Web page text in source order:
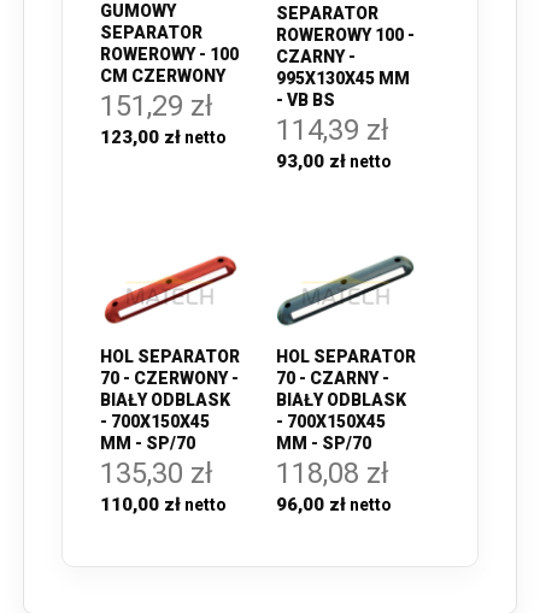
GUMOWY
SEPARATOR
ROWEROWY - 100
CM CZERWONY
151,29 zł
123,00 zł
SEPARATOR
ROWEROWY 100 -
CZARNY -
995X130X45 MM
- VB BS
114,39 zł
93,00 zł
HOL SEPARATOR
70 - CZERWONY -
BIAŁY ODBLASK
- 700X150X45
MM - SP/70
135,30 zł
110,00 zł
HOL SEPARATOR
70 - CZARNY -
BIAŁY ODBLASK
- 700X150X45
MM - SP/70
118,08 zł
96,00 zł